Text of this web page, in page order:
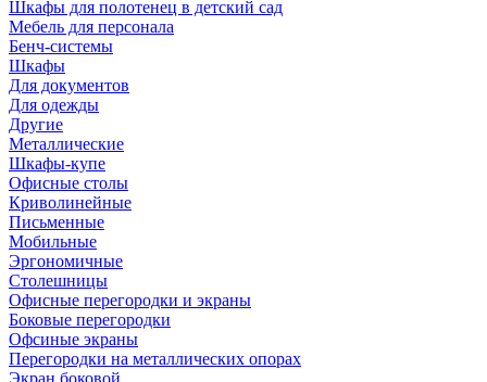
Шкафы для полотенец в детский сад
Мебель для персонала
Бенч-системы
Шкафы
Для документов
Для одежды
Другие
Металлические
Шкафы-купе
Офисные столы
Криволинейные
Письменные
Мобильные
Эргономичные
Столешницы
Офисные перегородки и экраны
Боковые перегородки
Офсиные экраны
Перегородки на металлических опорах
Экран боковой